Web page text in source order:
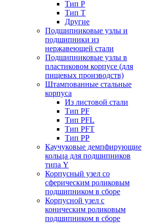
Тип P
Тип T
Другие
Подшипниковые узлы и
подшипники из
нержавеющей стали
Подшипниковые узлы в
пластиковом корпусе (для
пищевых производств)
Штампованные стальные
корпуса
Из листовой стали
Тип PF
Тип PFL
Тип PFT
Тип PP
Каучуковые демпфирующие
кольца для подшипников
типа Y
Корпусный узел со
сферическим роликовым
подшипником в сборе
Корпусной узел с
коническим роликовым
подшипником в сборе